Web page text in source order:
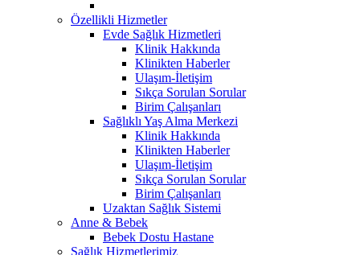
Özellikli Hizmetler
Evde Sağlık Hizmetleri
Klinik Hakkında
Klinikten Haberler
Ulaşım-İletişim
Sıkça Sorulan Sorular
Birim Çalışanları
Sağlıklı Yaş Alma Merkezi
Klinik Hakkında
Klinikten Haberler
Ulaşım-İletişim
Sıkça Sorulan Sorular
Birim Çalışanları
Uzaktan Sağlık Sistemi
Anne & Bebek
Bebek Dostu Hastane
Sağlık Hizmetlerimiz